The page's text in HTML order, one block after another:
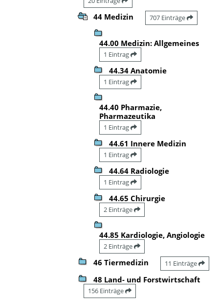
44 Medizin 707 Einträge
44.00 Medizin: Allgemeines
1 Eintrag
44.34 Anatomie
1 Eintrag
44.40 Pharmazie,
Pharmazeutika
1 Eintrag
44.61 Innere Medizin
1 Eintrag
44.64 Radiologie
1 Eintrag
44.65 Chirurgie
2 Einträge
44.85 Kardiologie, Angiologie
2 Einträge
46 Tiermedizin 11 Einträge
48 Land- und Forstwirtschaft
156 Einträge